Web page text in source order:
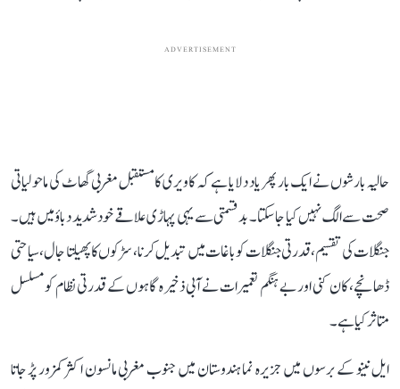
ADVERTISEMENT
حالیہ بارشوں نے ایک بار پھر یاد دلایا ہے کہ کاویری کا مستقبل مغربی گھاٹ کی ماحولیاتی
صحت سے الگ نہیں کیا جا سکتا۔ بدقسمتی سے یہی پہاڑی علاقے خود شدید دباؤ میں ہیں۔
جنگلات کی تقسیم، قدرتی جنگلات کو باغات میں تبدیل کرنا، سڑکوں کا پھیلتا جال، سیاحتی
ڈھانچے، کان کنی اور بے ہنگم تعمیرات نے آبی ذخیرہ گاہوں کے قدرتی نظام کو مسلسل
متاثر کیا ہے۔
ایل نینو کے برسوں میں جزیرہ نما ہندوستان میں جنوب مغربی مانسون اکثر کمزور پڑ جاتا